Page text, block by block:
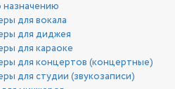
для вокала
для диджея
для караоке
для концертов (концертные)
для студии (звукозаписи)